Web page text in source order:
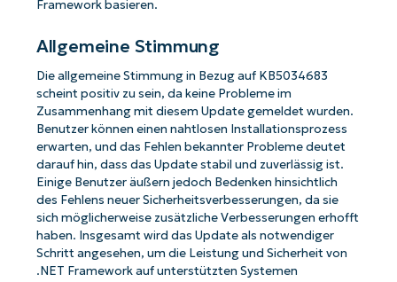
Framework basieren.
Allgemeine Stimmung
Die allgemeine Stimmung in Bezug auf KB5034683
scheint positiv zu sein, da keine Probleme im
Zusammenhang mit diesem Update gemeldet wurden.
Benutzer können einen nahtlosen Installationsprozess
erwarten, und das Fehlen bekannter Probleme deutet
darauf hin, dass das Update stabil und zuverlässig ist.
Einige Benutzer äußern jedoch Bedenken hinsichtlich
des Fehlens neuer Sicherheitsverbesserungen, da sie
sich möglicherweise zusätzliche Verbesserungen erhofft
haben. Insgesamt wird das Update als notwendiger
Schritt angesehen, um die Leistung und Sicherheit von
.NET Framework auf unterstützten Systemen